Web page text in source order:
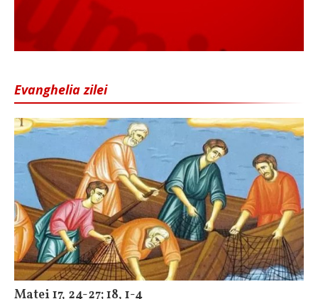
Evanghelia zilei
Matei 17, 24-27; 18, 1-4